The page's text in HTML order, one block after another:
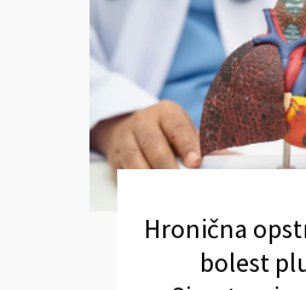
Hronična
bolest